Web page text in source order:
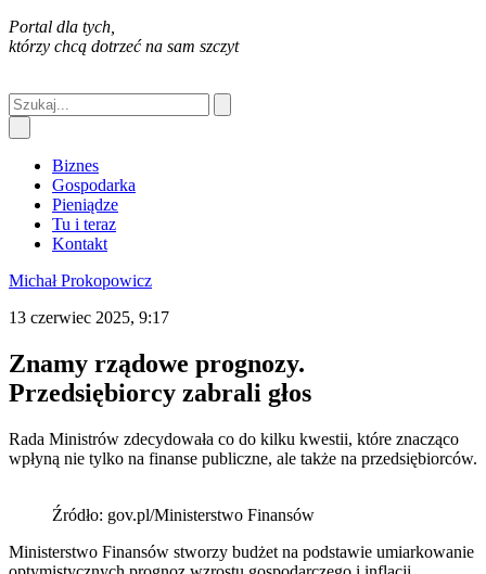
Portal dla tych,
którzy chcą dotrzeć na sam szczyt
Biznes
Gospodarka
Pieniądze
Tu i teraz
Kontakt
Michał Prokopowicz
13 czerwiec 2025, 9:17
Znamy rządowe prognozy.
Przedsiębiorcy zabrali głos
Rada Ministrów zdecydowała co do kilku kwestii, które znacząco
wpłyną nie tylko na finanse publiczne, ale także na przedsiębiorców.
Źródło: gov.pl/Ministerstwo Finansów
Ministerstwo Finansów stworzy budżet na podstawie umiarkowanie